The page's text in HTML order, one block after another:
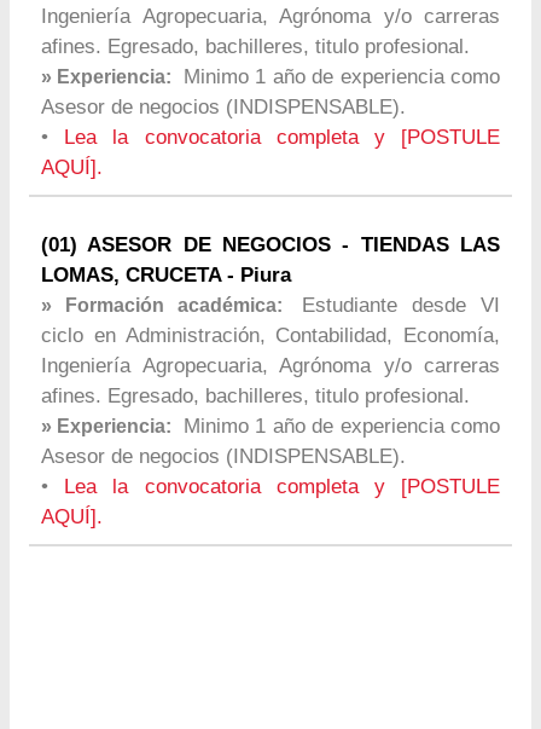
Ingeniería Agropecuaria, Agrónoma y/o carreras
afines. Egresado, bachilleres, titulo profesional.
» Experiencia:
Minimo 1 año de experiencia como
Asesor de negocios (INDISPENSABLE).
•
Lea la convocatoria completa y [POSTULE
AQUÍ].
(01) ASESOR DE NEGOCIOS - TIENDAS LAS
LOMAS, CRUCETA - Piura
» Formación académica:
Estudiante desde VI
ciclo en Administración, Contabilidad, Economía,
Ingeniería Agropecuaria, Agrónoma y/o carreras
afines. Egresado, bachilleres, titulo profesional.
» Experiencia:
Minimo 1 año de experiencia como
Asesor de negocios (INDISPENSABLE).
•
Lea la convocatoria completa y [POSTULE
AQUÍ].